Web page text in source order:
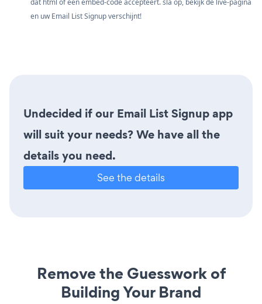
en uw Email List Signup verschijnt!
Undecided if our Email List Signup app
will suit your needs? We have all the
details you need.
See the details
Remove the Guesswork of
Building Your Brand